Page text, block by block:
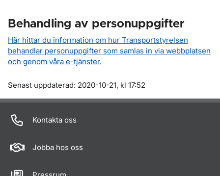
Behandling av personuppgifter
Här hittar du information om hur Transportstyrelsen
behandlar personuppgifter som samlas in via webbplatsen
och genom våra e-tjänster.
Om sidan
Senast uppdaterad: 2020-10-21, kl 17:52
Kontakta oss
Jobba hos oss